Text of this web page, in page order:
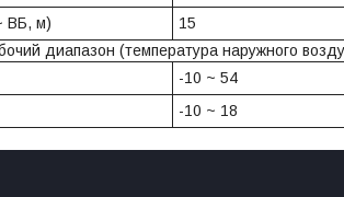
ВБ, м)
15
диапазон (температура наружного
-10 ~ 54
-10 ~ 18